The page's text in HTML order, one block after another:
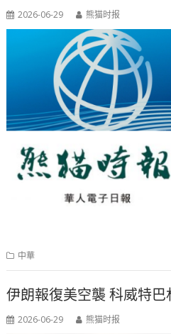
2026-06-29 熊猫时报
中華
伊朗報復美空襲 科威特
2026-06-29 熊猫时报